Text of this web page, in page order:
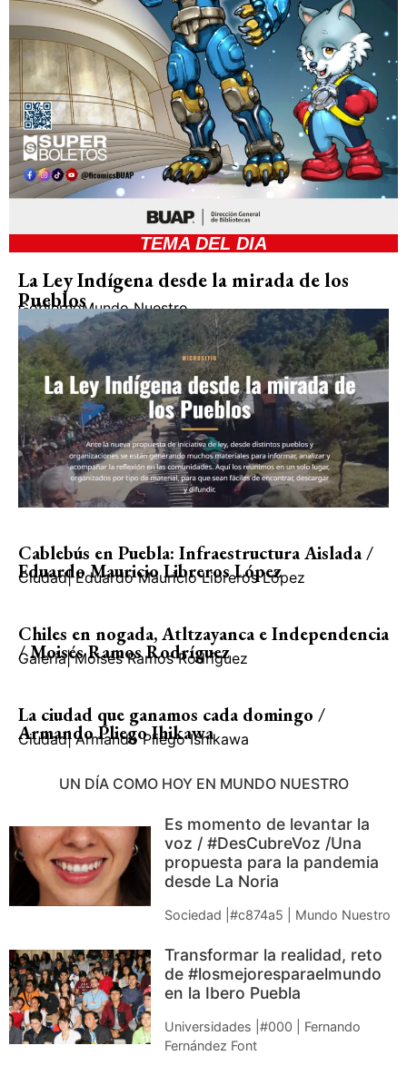
TEMA DEL DIA
La Ley Indígena desde la mirada de los
Pueblos
GobiernoMundo Nuestro
Cablebús en Puebla: Infraestructura Aislada /
Eduardo Mauricio Libreros López
Ciudad| Eduardo Mauricio Libreros López
Chiles en nogada, Atltzayanca e Independencia
/ Moisés Ramos Rodríguez
Galería| Moisés Ramos Rodríguez
La ciudad que ganamos cada domingo /
Armando Pliego Ihikawa
Ciudad| Armando Pliego Ishikawa
UN DÍA COMO HOY EN MUNDO NUESTRO
Es momento de levantar la
voz / #DesCubreVoz /Una
propuesta para la pandemia
desde La Noria
Sociedad |#c874a5 | Mundo Nuestro
Transformar la realidad, reto
de #losmejoresparaelmundo
en la Ibero Puebla
Universidades |#000 | Fernando
Fernández Font